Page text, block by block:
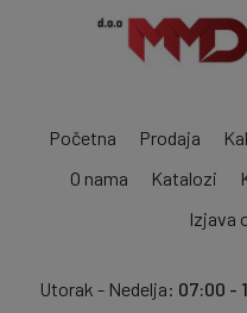
Početna Prodaja
O nama
Katalozi
Izjava
Utorak - Nedelja: 07:00 -